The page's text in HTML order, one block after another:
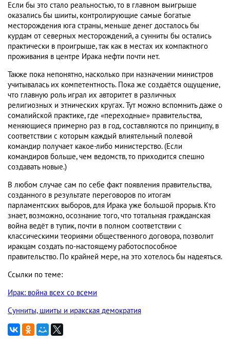
Если бы это стало реальностью, то в главном выигрыше
оказались бы шииты, контролирующие самые богатые
месторождения юга страны, меньше денег досталось бы
курдам от северных месторождений, а сунниты бы остались
практически в проигрыше, так как в местах их компактного
проживания в центре Ирака нефти почти нет.
Также пока непонятно, насколько при назначении министров
учитывалась их компетентность. Пока же создаётся ощущение,
что главную роль играл их авторитет в различных
религиозных и этнических кругах. Тут можно вспомнить даже о
сомалийской практике, где «переходные» правительства,
меняющиеся примерно раз в год, составляются по принципу, в
соответствии с которым каждый влиятельный полевой
командир получает какое-либо министерство. (Если
командиров больше, чем ведомств, то приходится спешно
создавать новые.)
В любом случае сам по себе факт появления правительства,
созданного в результате переговоров по итогам
парламентских выборов, для Ирака уже большой прорыв. Кто
знает, возможно, осознание того, что тотальная гражданская
война ведёт в тупик, почти в полном соответствии с
классическими теориями общественного договора, позволит
иракцам создать по-настоящему работоспособное
правительство. По крайней мере, на это хотелось бы надеяться.
Ссылки по теме:
Ирак: война всех со всеми
Сунниты, шииты и иракская демократия